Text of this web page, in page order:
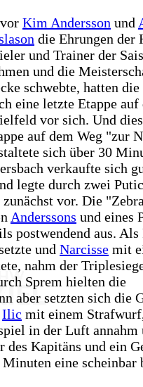
Kim Andersson und
die Ehrungen der
und Trainer der
und die
schwebte, hatten
eine letzte Etappe auf
vor sich. Und
auf dem Weg "zur
sich über 30
verkaufte sich
legte durch zwei
vor. Die
Anderssons und eines
postwendend aus. Als
und Narcisse mit
nahm der
Sprem hielten die
aber setzten sich die
Ilic mit einem
in der Luft annahm
Kapitäns und ein
eine scheinbar